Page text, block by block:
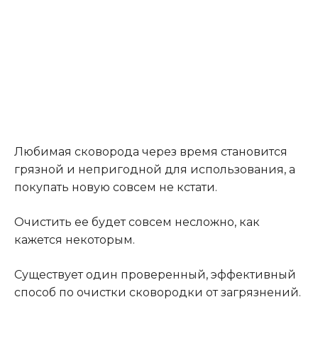
Любимая сковорода через время становится
грязной и непригодной для использования, а
покупать новую совсем не кстати.
Очистить ее будет совсем несложно, как
кажется некоторым.
Существует один проверенный, эффективный
способ по очистки сковородки от загрязнений.